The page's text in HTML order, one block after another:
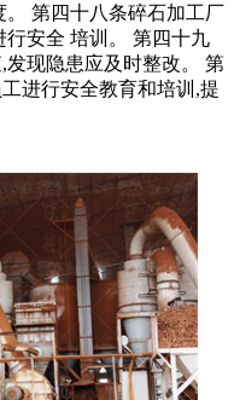
第四十八条碎石加工厂
安全 培训。 第四十九
现隐患应及时整改。 第
进行安全教育和培训,提